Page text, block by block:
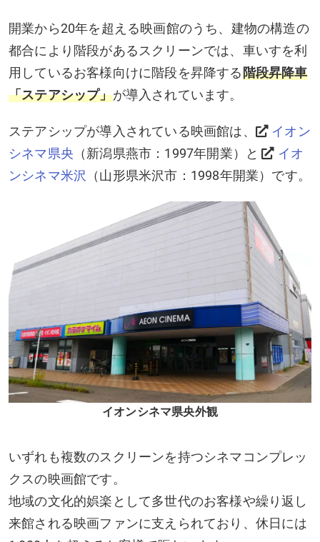
開業から20年を超える映画館のうち、建物の構造の
都合により階段があるスクリーンでは、車いすを利
用しているお客様向けに階段を昇降する階段昇降車
「ステアシップ」が導入されています。
ステアシップが導入されている映画館は、
イオン
シネマ県央 （新潟県燕市：1997年開業）と
イオ
ンシネマ米沢
（山形県米沢市：1998年開業）です。
イオンシネマ県央外観
いずれも複数のスクリーンを持つシネマコンプレッ
クスの映画館です。
地域の文化的娯楽として多世代のお客様や繰り返し
来館される映画ファンに支えられており、休日には